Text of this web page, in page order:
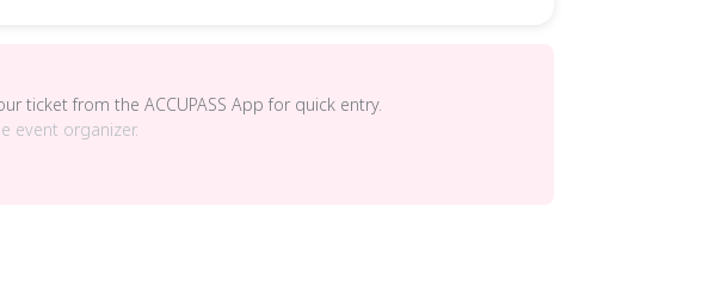
ticket from the ACCUPASS App for quick entry.
event organizer.